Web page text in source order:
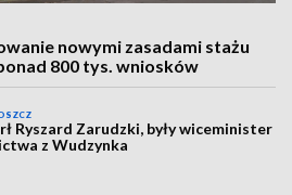
nowymi zasadami stażu
800 tys. wniosków
Ryszard Zarudzki, były wiceminister
z Wudzynka